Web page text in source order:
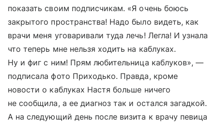
показать своим подписчикам. «Я очень боюсь
закрытого пространства! Надо было видеть, как
врачи меня уговаривали туда лечь! Легла! И узнала
что теперь мне нельзя ходить на каблуках.
Ну и фиг с ним! Прям любительница каблуков», —
подписала фото Приходько. Правда, кроме
новости о каблуках Настя больше ничего
не сообщила, а ее диагноз так и остался загадкой.
А на следующий день после визита к врачу певица